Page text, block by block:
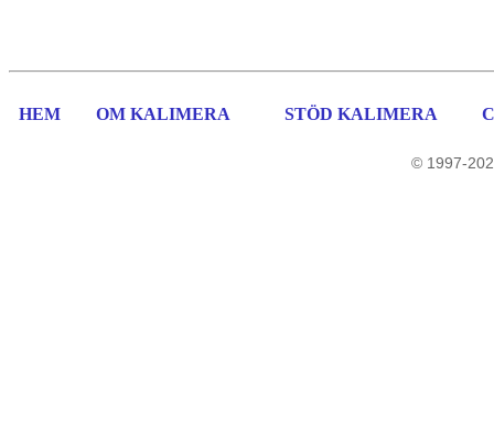
HEM OM KALIMERA STÖD KALIMERA
© 1997-